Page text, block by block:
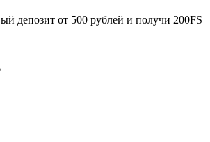
депозит от 500 рублей и получи 200FS